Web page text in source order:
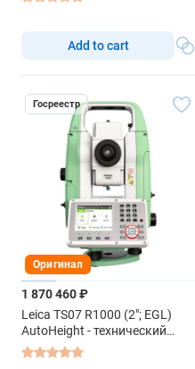
Add to cart
Госреестр
Оригинал
1 870 460 ₽
Leica TS07 R1000 (2"; EGL)
AutoHeight - технический
тахеометр